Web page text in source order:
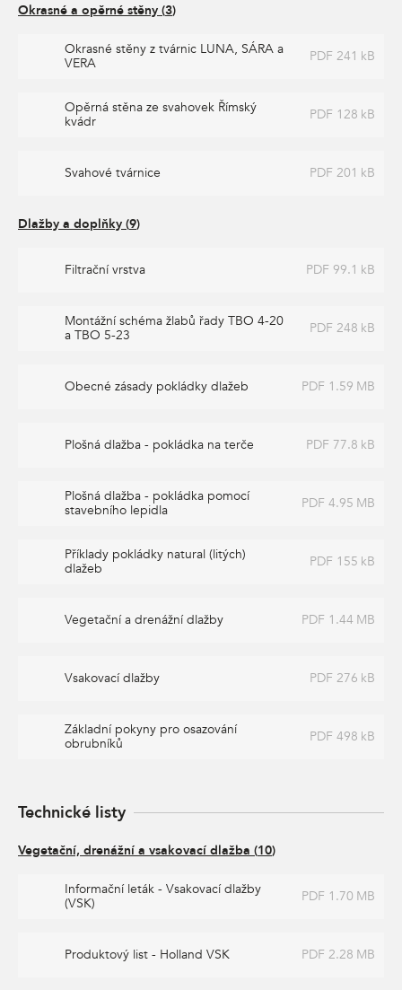
Okrasné a opěrné stěny (3)
Okrasné stěny z tvárnic LUNA, SÁRA a
VERA
PDF 241 kB
Opěrná stěna ze svahovek Římský
kvádr
PDF 128 kB
Svahové tvárnice PDF 201 kB
Dlažby a doplňky (9)
Filtrační vrstva PDF 99.1 kB
Montážní schéma žlabů řady TBO 4-20
a TBO 5-23
PDF 248 kB
Obecné zásady pokládky dlažeb PDF 1.59 MB
Plošná dlažba - pokládka na terče PDF 77.8 kB
Plošná dlažba - pokládka pomocí
stavebního lepidla
PDF 4.95 MB
Příklady pokládky natural (litých)
dlažeb
PDF 155 kB
Vegetační a drenážní dlažby PDF 1.44 MB
Vsakovací dlažby PDF 276 kB
Základní pokyny pro osazování
obrubníků
PDF 498 kB
Technické listy
Vegetační, drenážní a vsakovací dlažba (10)
Informační leták - Vsakovací dlažby
(VSK)
PDF 1.70 MB
Produktový list - Holland VSK PDF 2.28 MB